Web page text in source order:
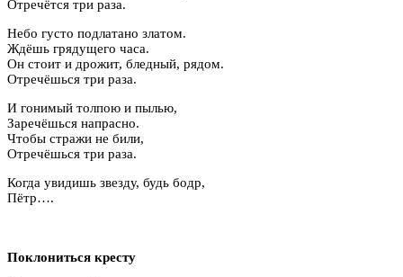
Отречётся три раза.
Небо густо подлатано златом.
Ждёшь грядущего часа.
Он стоит и дрожит, бледный, рядом.
Отречёшься три раза.
И гонимый толпою и пылью,
Заречёшься напрасно.
Чтобы стражи не били,
Отречёшься три раза.
Когда увидишь звезду, будь бодр,
Пётр….
Поклониться кресту